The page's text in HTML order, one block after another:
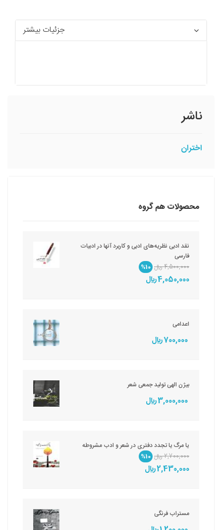
جزئیات بیشتر
ناشر
اختران
محصولات هم گروه
نقد ادبی نظریه‌های ادبی و کاربرد آنها در ادبیات
فارسی
4,500,000 ريال
%10
4,050,000 ريال
اعدامی
700,000 ريال
بیژن الهی تولید جمعی شعر
3,000,000 ريال
یا مرگ یا تجدد دفتری در شعر و ادب مشروطه
2,700,000 ريال
%10
2,430,000 ريال
مستراب فرنگی